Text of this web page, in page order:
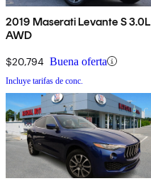
2019 Maserati Levante S 3.0L
AWD
$20,794 Buena oferta
Incluye tarifas de conc.